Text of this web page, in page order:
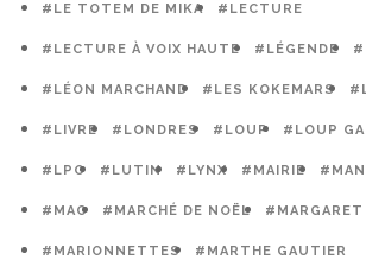
#LE TOTEM DE MIKA #LECTURE
#LECTURE À VOIX HAUTE #LÉGENDE
#LÉON MARCHAND #LES KOKEMARS
#LIVRE #LONDRES #LOUP #LOUP
#LPO #LUTIN #LYNX #MAIRIE
#MAO #MARCHÉ DE NOËL
#MARIONNETTES #MARTHE GAUTIER